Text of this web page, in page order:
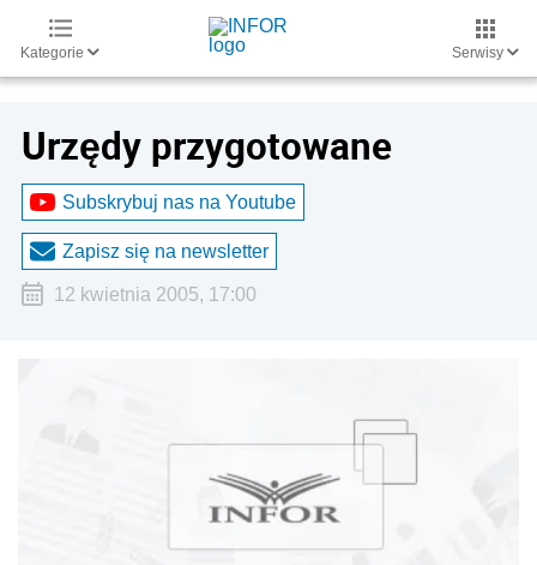
Kategorie Serwisy
Urzędy przygotowane
Subskrybuj nas na Youtube
Zapisz się na newsletter
12 kwietnia 2005, 17:00